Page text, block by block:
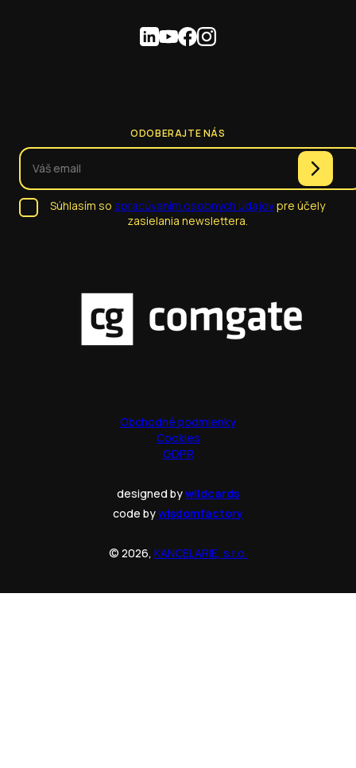
ODOBERAJTE NÁS
Súhlasím so spracúvaním osobných údajovpre účely
zasielania newslettera.
Obchodné podmienky
Cookies
GDPR
designed bywildcards
code bywisdomfactory
© 2026, KANCELARIE, s.r.o.